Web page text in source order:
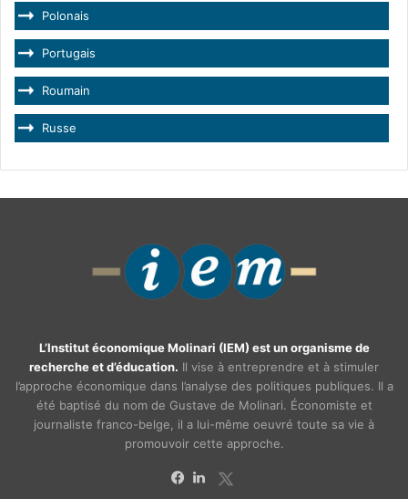
Polonais
Portugais
Roumain
Russe
L’Institut économique Molinari (IEM) est un organisme de
recherche et d’éducation. Il vise à entreprendre et à stimuler
l’approche économique dans l’analyse des politiques publiques. Il a
été baptisé du nom de Gustave de Molinari. Économiste et
journaliste franco-belge, il a lui-même oeuvré toute sa vie à
promouvoir cette approche.